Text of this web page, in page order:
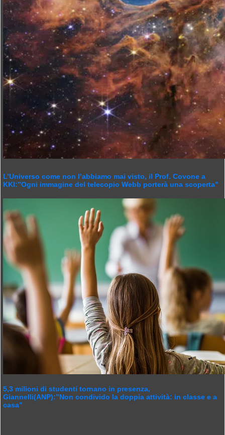
L’Universo come non l’abbiamo mai visto, il Prof. Covone a
KKI:”Ogni immagine del telecopio Webb porterà una scoperta”
5,3 milioni di studenti tornano in presenza,
Giannelli(ANP):”Non condivido la doppia attività: in classe e a
casa”